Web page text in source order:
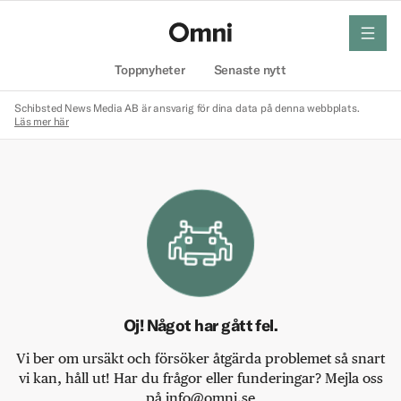
Toppnyheter Senaste nytt
meny
Schibsted News Media AB är ansvarig för dina data på denna webbplats.
Läs mer här
Oj! Något har gått fel.
Vi ber om ursäkt och försöker åtgärda problemet så snart
vi kan, håll ut! Har du frågor eller funderingar? Mejla oss